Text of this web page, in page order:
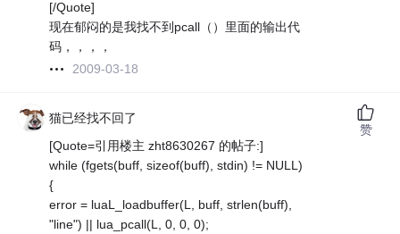
[/Quote]
现在郁闷的是我找不到pcall（）里面的输出代
码，，，，
2009-03-18
猫已经找不回了
[Quote=引用楼主 zht8630267 的帖子:]
while (fgets(buff, sizeof(buff), stdin) != NULL)
{
error = luaL_loadbuffer(L, buff, strlen(buff),
"line") || lua_pcall(L, 0, 0, 0);
赞